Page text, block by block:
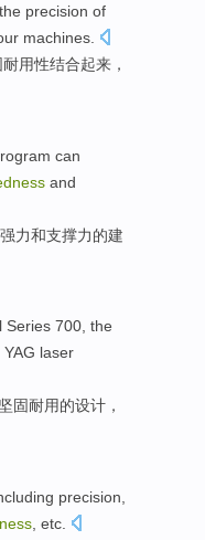
the precision of
machines
耐用性结合起来，
can
and
强力和支撑力的建
Series 700, the
YAG laser
坚固耐用的设计 ，
precision
etc